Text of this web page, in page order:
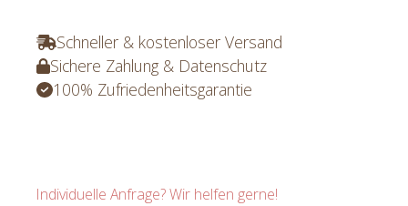
Schneller & kostenloser Versand
Sichere Zahlung & Datenschutz
100% Zufriedenheitsgarantie
Individuelle Anfrage? Wir helfen gerne!